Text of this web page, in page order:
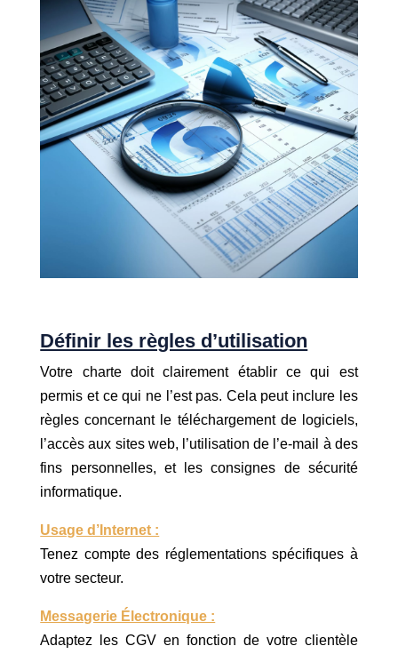
Définir les règles d’utilisation
Votre charte doit clairement établir ce qui est
permis et ce qui ne l’est pas. Cela peut inclure les
règles concernant le téléchargement de logiciels,
l’accès aux sites web, l’utilisation de l’e-mail à des
fins personnelles, et les consignes de sécurité
informatique.
Usage d’Internet :
Tenez compte des réglementations spécifiques à
votre secteur.
Messagerie Électronique :
Adaptez les CGV en fonction de votre clientèle